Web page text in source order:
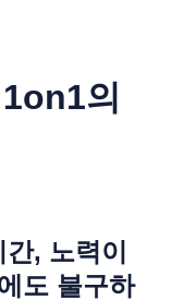
의
, 노력이
도 불구하